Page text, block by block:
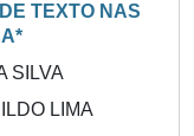
TEXTO NAS
SILVA
LIMA